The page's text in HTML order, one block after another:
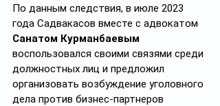
По данным следствия, в июле 2023
года Садвакасов вместе с адвокатом
Санатом Курманбаевым
воспользовался своими связями среди
должностных лиц и предложил
организовать возбуждение уголовного
дела против бизнес-партнеров